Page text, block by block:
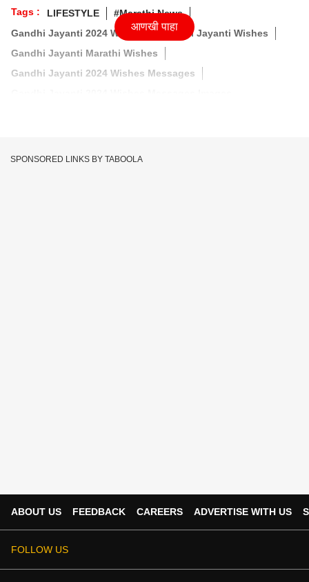
Tags : LIFESTYLE
#Marathi News
Gandhi Jayanti 2024 Wishes
Gandhi Jayanti Wishes
Gandhi Jayanti Marathi Wishes
Gandhi Jayanti 2024 Wishes Messages
आणखी पाहा
SPONSORED LINKS BY TABOOLA
ABOUT US FEEDBACK CAREERS ADVERTISE WITH US
FOLLOW US